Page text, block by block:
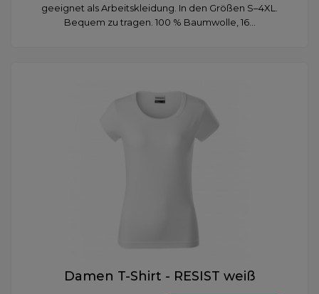
geeignet als Arbeitskleidung. In den Größen S–4XL.
Bequem zu tragen. 100 % Baumwolle, 16...
Damen T-Shirt - RESIST weiß